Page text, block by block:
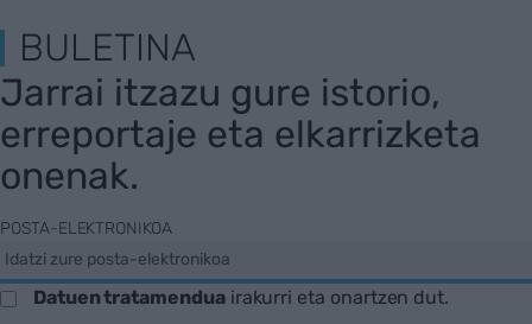
BULETINA
Jarrai itzazu gure istorio,
erreportaje eta elkarrizketa
onenak.
POSTA-ELEKTRONIKOA
Datuen tratamenduairakurri eta onartzen dut.